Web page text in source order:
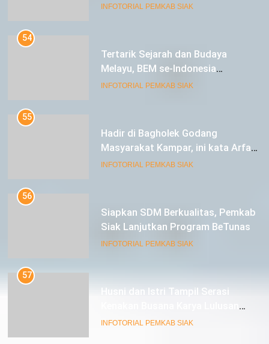
INFOTORIAL PEMKAB SIAK
54
Tertarik Sejarah dan Budaya
Melayu, BEM se-Indonesia
Berkunjung ke Kabupaten Siak
INFOTORIAL PEMKAB SIAK
55
Hadir di Bagholek Godang
Masyarakat Kampar, ini kata Arfan
Usman
INFOTORIAL PEMKAB SIAK
56
Siapkan SDM Berkualitas, Pemkab
Siak Lanjutkan Program BeTunas
INFOTORIAL PEMKAB SIAK
57
Husni dan Istri Tampil Serasi
SMK Pariwisata Siak, di Lancang
INFOTORIAL PEMKAB SIAK